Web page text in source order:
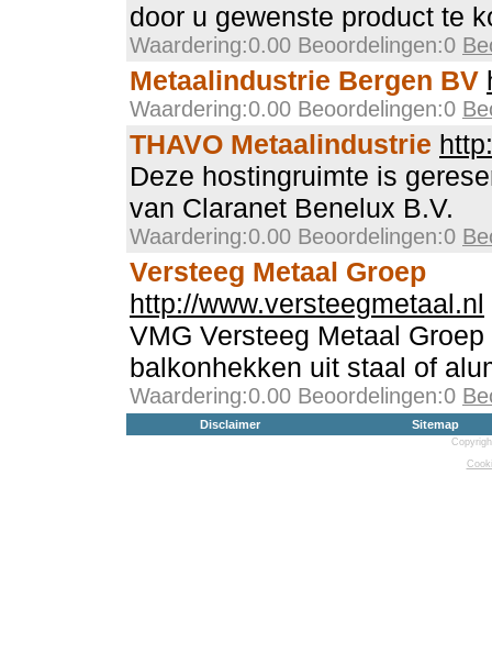
door u gewenste product te
Waardering:0.00 Beoordelingen:0
Metaalindustrie Bergen BV
Waardering:0.00 Beoordelingen:0
THAVO Metaalindustrie
Deze hostingruimte is
van Claranet Benelux B.V.
Waardering:0.00 Beoordelingen:0
Versteeg Metaal Groep
http://www.versteegmetaal.nl
VMG Versteeg Metaal
balkonhekken uit staal of
Waardering:0.00 Beoordelingen:0
Disclaimer Sitemap